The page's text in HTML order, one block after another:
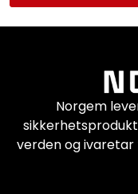
Norgem
verden og